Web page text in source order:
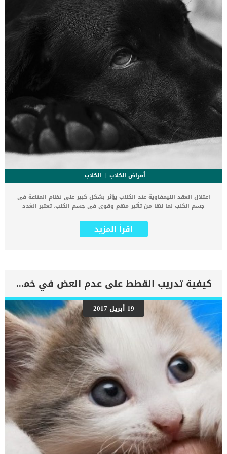
أمراض الكلاب
الكلاب
اعتلال العقد الليمفاوية عند الكلاب يؤثر بشكل كبير على نظام المناعة فى
جسم الكلب لما لها من تأثير مهم وقوى فى جسم الكلب. تعتبر الغدد
الليمفاوى, وهو شبكة الدورة الدموية التي تنتج وتنقل خلايا الدم البيضاء
التي تحتوي على سائل يسمى اللمف. كما تلعب الغدد الليمفاوية دورا
وتجويف الصدر. اقرا ايضا: عملية ازالة العقد الليمفاوية عند الكلاب ومدى
فعاليتها يعد تضخم العقدة الليمفاوية هو العلامة الأكثر شيوعًا المرتبطة
باعتلال العقد اوالتهابها او اى خلل يصيبها. اعتلال العقد الليمفاوية
تتشابه اعراضه مع اعراض سرطان الغدد الليمفاوية وتحتاج الى العديد من
الخطوات التشخيصية على الكلب. كما يمكن أن تؤدي الأورام الحميدة أيضًا
إلى تورم الغدد الليمفاوية ، وقد يتسبب الالتهاب المزمن الناتج عن تفاعل
تحسسي أو عدوى مستمرة في ظهور أعراض مشابهة. اعراض اعتلال
الغدد الليمفاوية عند الكلاب اشهر ما يشير الى اصابة الكلب باعتلال الغدد
الليمفاوية هو التورم فى الاماكن التالية: تحت الكمامة في منطقة الكتف
عند المفصل بين […]
اقرأ المزيد
كيفية تدريب القطط على عدم العض في خمس خطوات
19 أبريل 2017